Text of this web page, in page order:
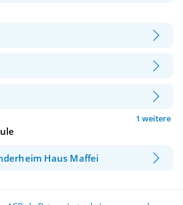
1 weitere
Haus Maffei